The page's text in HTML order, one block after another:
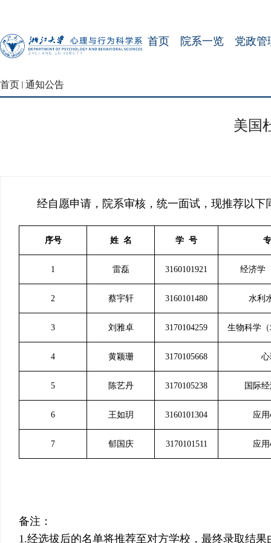
首页 院系一览 党政管
首页 通知公告
美国
经自愿申请，院系审核，统一面试，现推荐以
序号 姓 名 学 号
1 雷磊 3160101921 经济学
2 蔡宇轩 3160101480 水利
3 刘雅卓 3170104259 生物科学
4 黄颖珊 3170105668
5 陈艺丹 3170105238 国际
6 王如玥 3160101304 应
7 郁国庆 3170101511 应
备注：
1.经选拔后的名单将推荐至对方学校，最终录取结